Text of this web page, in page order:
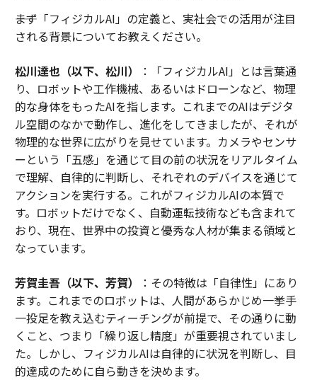
――まず「フィジカルAI」の定義と、実社会での活用が注目
される背景についてお教えください。
松川達也（以下、松川）
：「フィジカルAI」とは言葉通
り、ロボットや工作機械、あるいはドローンなど、物理
的な身体をもったAIを指します。これまでのAIはデジタ
ル空間のなかで動作し、進化をしてきましたが、それが
物理的な世界に広がりを見せています。カメラやセンサ
ーという「五感」を通じて目の前の状況をリアルタイム
で理解、自律的に判断し、それぞれのデバイスを通じて
アクションを実行する。これがフィジカルAIの本質で
す。ロボットだけでなく、自動運転技術なども含まれて
おり、現在、世界中の投資と優秀な人材が集まる領域と
なっています。
芳賀圭吾（以下、芳賀）
：その特徴は「自律性」にあり
ます。これまでのロボットは、人間があらかじめ一挙手
一投足を教え込むティーチングが前提で、その通りに動
くこと、つまり「繰り返し精度」が重要視されていまし
た。しかし、フィジカルAIは自律的に状況を判断し、目
的達成のために自ら動きを決めます。